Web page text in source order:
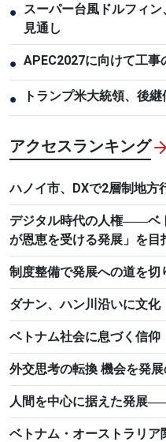
●
スーパー台風ドルフィ
見通し
● APEC2027に向けて工事
● トランプ米大統領、後
アクセスランキング
ハノイ市、DXで2層制地方
デジタル時代の人権――ベ
が恩恵を受ける発展」を目
制度整備で発展への道を切
ダナン、ハン川沿いに文
ベトナム社会に息づく信仰
外交思考の転換 機会を発
人間を中心に据えた発展
ベトナム・オーストラリ